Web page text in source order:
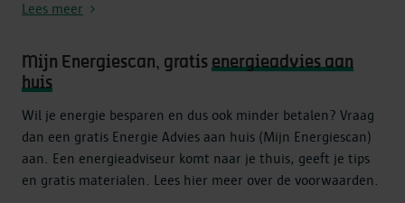
Lees meer
Mijn Energiescan, gratis energieadvies aan
huis
Wil je energie besparen en dus ook minder betalen? Vraag
dan een gratis Energie Advies aan huis (Mijn Energiescan)
aan. Een energieadviseur komt naar je thuis, geeft je tips
en gratis materialen. Lees hier meer over de voorwaarden.